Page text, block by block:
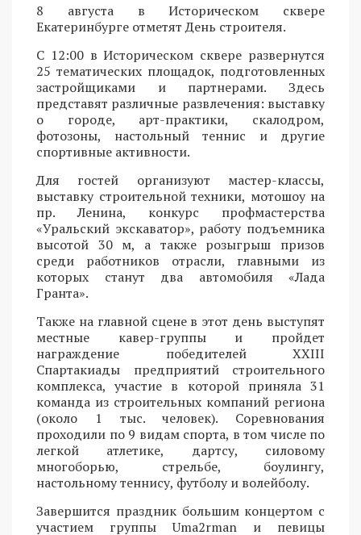
8 августа в Историческом сквере
Екатеринбурге отметят День строителя.
С 12:00 в Историческом сквере развернутся
25 тематических площадок, подготовленных
застройщиками и партнерами. Здесь
представят различные развлечения: выставку
о городе, арт-практики, скалодром,
фотозоны, настольный теннис и другие
спортивные активности.
Для гостей организуют мастер-классы,
выставку строительной техники, мотошоу на
пр. Ленина, конкурс профмастерства
«Уральский экскаватор», работу подъемника
высотой 30 м, а также розыгрыш призов
среди работников отрасли, главными из
которых станут два автомобиля «Лада
Гранта».
Также на главной сцене в этот день выступят
местные кавер-группы и пройдет
награждение победителей XXIII
Спартакиады предприятий строительного
комплекса, участие в которой приняла 31
команда из строительных компаний региона
(около 1 тыс. человек). Соревнования
проходили по 9 видам спорта, в том числе по
легкой атлетике, дартсу, силовому
многоборью, стрельбе, боулингу,
настольному теннису, футболу и волейболу.
Завершится праздник большим концертом с
участием группы Uma2rman и певицы